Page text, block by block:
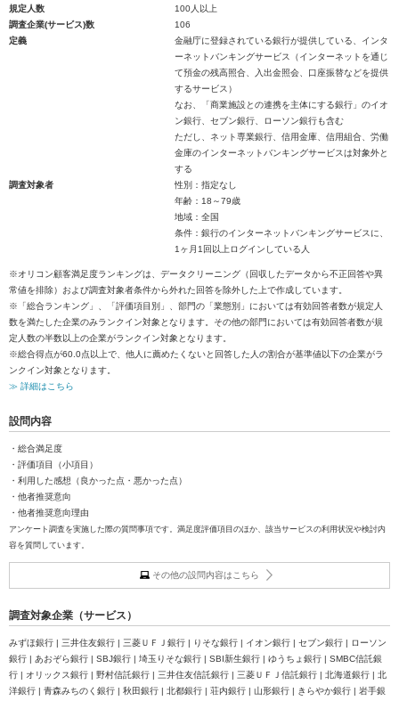
規定人数
100人以上
調査企業(サービス)数
106
定義
金融庁に登録されている銀行が提供している、インタ
ーネットバンキングサービス（インターネットを通じ
て預金の残高照合、入出金照会、口座振替などを提供
するサービス）
なお、「商業施設との連携を主体にする銀行」のイオ
ン銀行、セブン銀行、ローソン銀行も含む
ただし、ネット専業銀行、信用金庫、信用組合、労働
金庫のインターネットバンキングサービスは対象外と
する
調査対象者
性別：指定なし
年齢：18～79歳
地域：全国
条件：銀行のインターネットバンキングサービスに、
1ヶ月1回以上ログインしている人
※オリコン顧客満足度ランキングは、データクリーニング（回収したデータから不正回答や異
常値を排除）および調査対象者条件から外れた回答を除外した上で作成しています。
※「総合ランキング」、「評価項目別」、部門の「業態別」においては有効回答者数が規定人
数を満たした企業のみランクイン対象となります。その他の部門においては有効回答者数が規
定人数の半数以上の企業がランクイン対象となります。
※総合得点が60.0点以上で、他人に薦めたくないと回答した人の割合が基準値以下の企業がラ
ンクイン対象となります。
≫ 詳細はこちら
設問内容
・総合満足度
・評価項目（小項目）
・利用した感想（良かった点・悪かった点）
・他者推奨意向
・他者推奨意向理由
アンケート調査を実施した際の質問事項です。満足度評価項目のほか、該当サービスの利用状況や検討内
容を質問しています。
その他の設問内容はこちら
調査対象企業（サービス）
みずほ銀行 | 三井住友銀行 | 三菱ＵＦＪ銀行 | りそな銀行 | イオン銀行 | セブン銀行 | ローソン
銀行 | あおぞら銀行 | SBJ銀行 | 埼玉りそな銀行 | SBI新生銀行 | ゆうちょ銀行 | SMBC信託銀
行 | オリックス銀行 | 野村信託銀行 | 三井住友信託銀行 | 三菱ＵＦＪ信託銀行 | 北海道銀行 | 北
洋銀行 | 青森みちのく銀行 | 秋田銀行 | 北都銀行 | 荘内銀行 | 山形銀行 | きらやか銀行 | 岩手銀